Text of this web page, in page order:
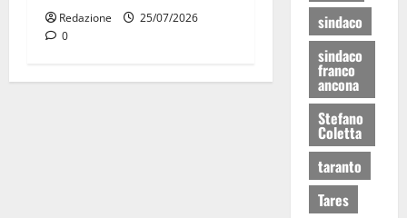
Redazione
25/07/2026
0
sindaco
sindaco
franco
ancona
Stefano
Coletta
taranto
Tares